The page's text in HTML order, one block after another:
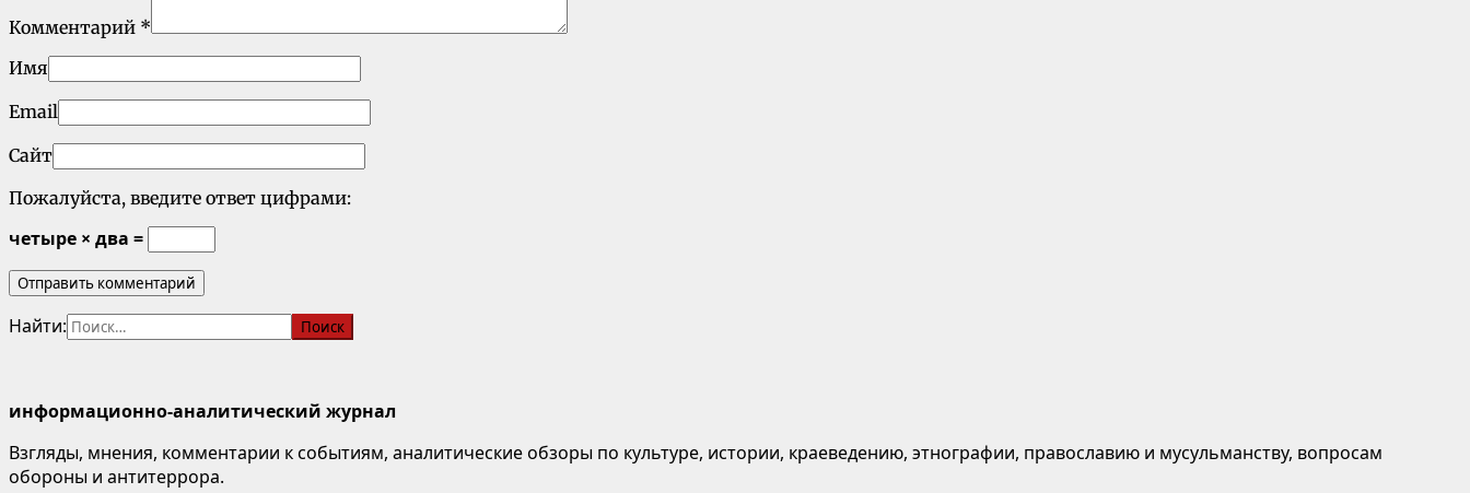
Комментарий *
Имя
Email
Сайт
Пожалуйста, введите ответ цифрами:
четыре × два =
Найти:
информационно-аналитический журнал
Взгляды, мнения, комментарии к событиям, аналитические обзоры по культуре, истории, краеведению, этнографии, православию и мусульманству, вопросам
обороны и антитеррора.